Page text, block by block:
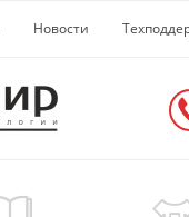
Новости